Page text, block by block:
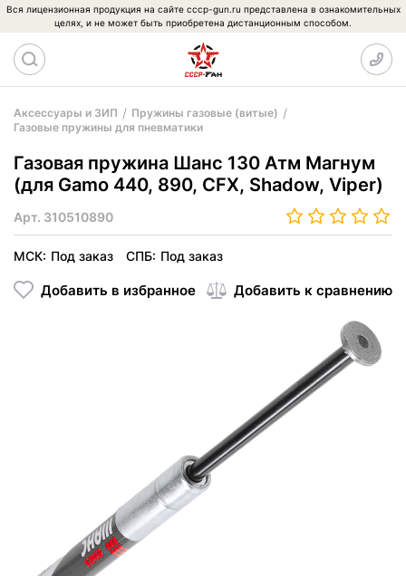
Вся лицензионная продукция на сайте cccp-gun.ru представлена в ознакомительных
целях, и не может быть приобретена дистанционным способом.
Аксессуары и ЗИП
Пружины газовые (витые)
Газовые пружины для пневматики
Газовая пружина Шанс 130 Атм Магнум
(для Gamo 440, 890, CFX, Shadow, Viper)
Арт. 310510890
МСК: Под заказ СПБ: Под заказ
Добавить в избранное Добавить к сравнению